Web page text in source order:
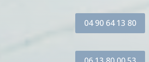
04 90 64 13 80